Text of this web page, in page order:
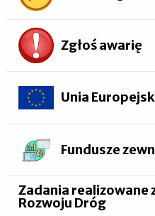
Zgłoś awarię
Unia
Fundusze
Zadania realizowane
Rozwoju Dróg